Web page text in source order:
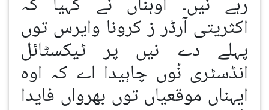
اکثریتی آرڈر ز کرونا وایرس توں
پہلے دے نیں پر ٹیکسٹائل
انڈسٹری نُوں چاہیدا اے کہ اوہ
ایہناں موقعیاں توں بھرواں فایدا